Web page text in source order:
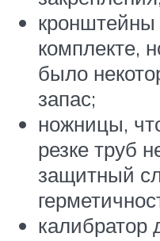
комплекте,
было
запас;
ножницы,
резке труб
защитный
калибратор